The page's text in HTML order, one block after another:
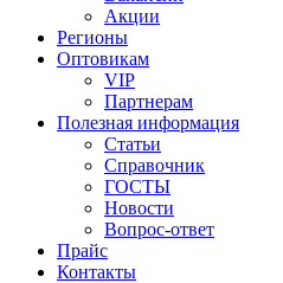
Акции
Регионы
Оптовикам
VIP
Партнерам
Полезная информация
Статьи
Справочник
ГОСТЫ
Новости
Вопрос-ответ
Прайс
Контакты